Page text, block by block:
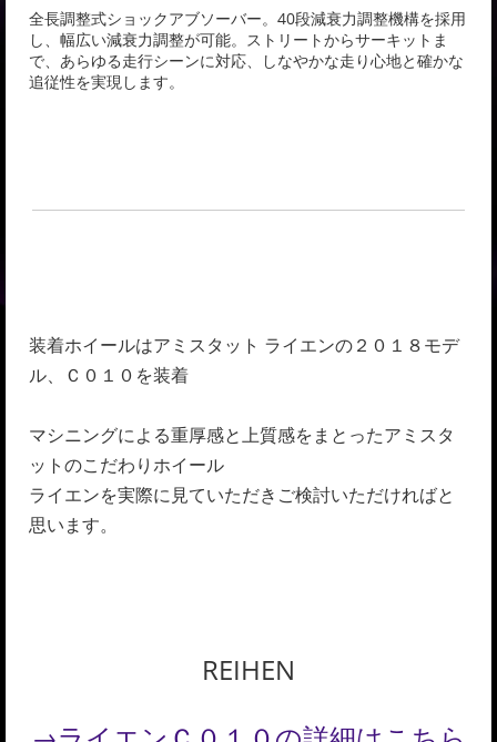
全長調整式ショックアブソーバー。40段減衰力調整機構を採用
し、幅広い減衰力調整が可能。ストリートからサーキットま
で、あらゆる走行シーンに対応、しなやかな走り心地と確かな
追従性を実現します。
装着ホイールはアミスタット ライエンの２０１８モデ
ル、Ｃ０１０を装着
マシニングによる重厚感と上質感をまとったアミスタ
ットのこだわりホイール
ライエンを実際に見ていただきご検討いただければと
思います。
REIHEN